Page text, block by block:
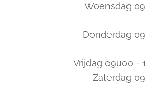
Woensdag
Donderdag
Vrijdag 09u00 -
Zaterdag